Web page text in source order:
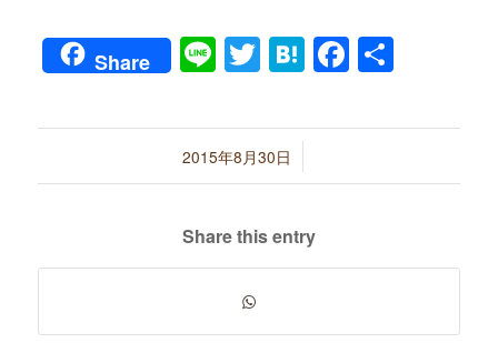
Share LineTwitter
Hatena共
2015年8月30日
/
Share this entry